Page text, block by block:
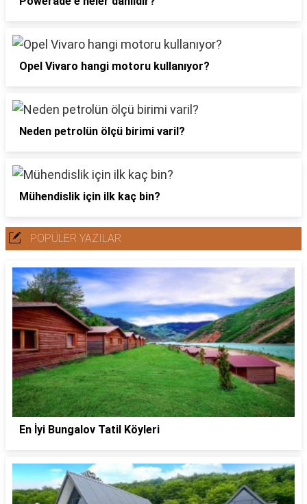
Opel Vivaro hangi motoru kullanıyor?
Neden petrolün ölçü birimi varil?
Mühendislik için ilk kaç bin?
POPÜLER YAZILAR
En İyi Bungalov Tatil Köyleri